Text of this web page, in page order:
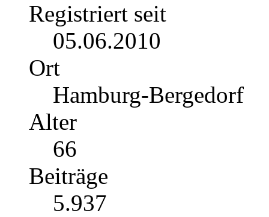
Registriert seit
05.06.2010
Ort
Hamburg-Bergedorf
Alter
66
Beiträge
5.937